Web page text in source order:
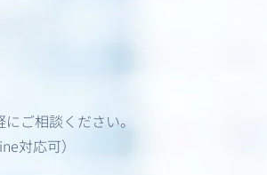
共有 ― 「M5」とは何
ご相談ください。
対応可）